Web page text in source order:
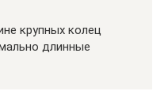
крупных колец
длинные